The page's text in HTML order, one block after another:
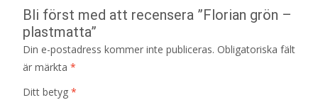
Bli först med att recensera ”Florian grön –
plastmatta”
Din e-postadress kommer inte publiceras. Obligatoriska fält
är märkta *
Ditt betyg *